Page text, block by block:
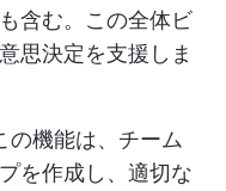
含む。この全体ビ
思決定を支援しま
の機能は、チーム
を作成し、適切な